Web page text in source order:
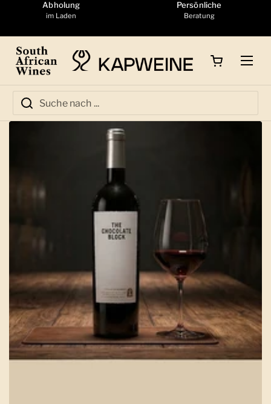
Zum Inhalt springen
Abholung
im Laden
Persönliche
Beratung